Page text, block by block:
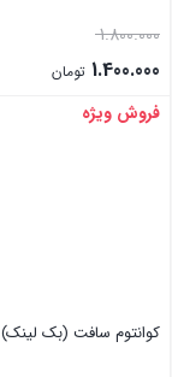
1.800.000
1.400.000 تومان
بستن
فروش ویژه
کوانتوم سافت (بک لینک)